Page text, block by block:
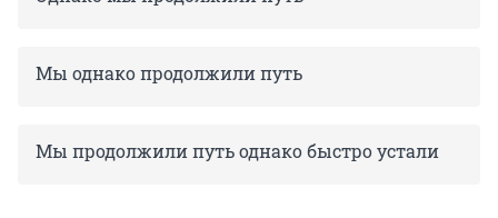
Мы однако продолжили путь
Мы продолжили путь однако быстро устали